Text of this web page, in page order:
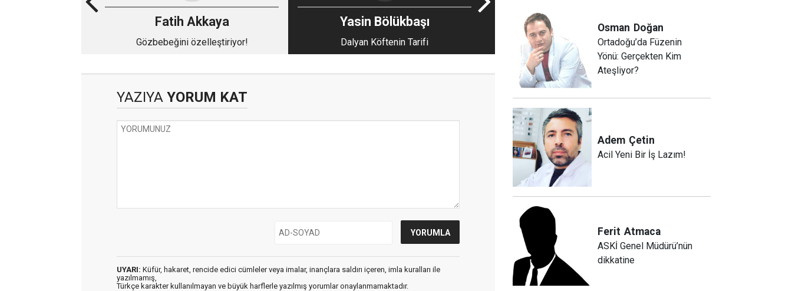
Fatih Akkaya
Gözbebeğini özelleştiriyor!
Yasin Bölükbaşı
Dalyan Köftenin Tarifi
YAZIYA YORUM KAT
UYARI: Küfür, hakaret, rencide edici cümleler veya imalar, inançlara saldırı içeren, imla kuralları ile
yazılmamış,
Türkçe karakter kullanılmayan ve büyük harflerle yazılmış yorumlar onaylanmamaktadır.
Osman Doğan
Ortadoğu’da Füzenin
Yönü: Gerçekten Kim
Ateşliyor?
Adem Çetin
Acil Yeni Bir İş Lazım!
Ferit Atmaca
ASKİ Genel Müdürü’nün
dikkatine